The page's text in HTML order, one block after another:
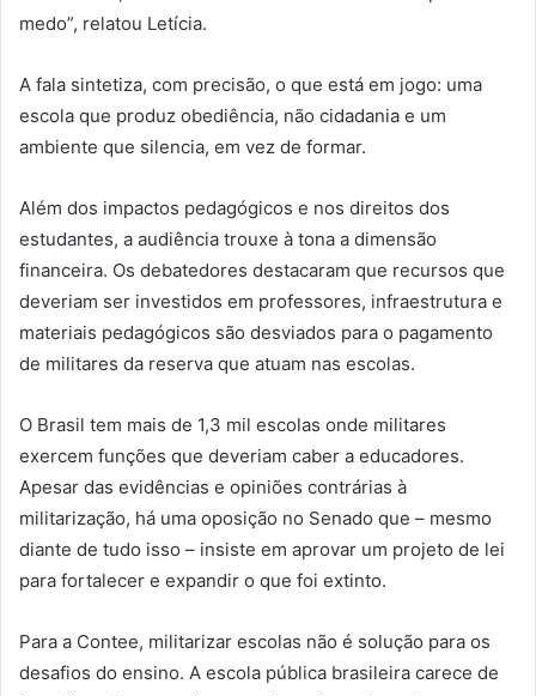
medo”, relatou Letícia.
A fala sintetiza, com precisão, o que está em jogo: uma
escola que produz obediência, não cidadania e um
ambiente que silencia, em vez de formar.
Além dos impactos pedagógicos e nos direitos dos
estudantes, a audiência trouxe à tona a dimensão
financeira. Os debatedores destacaram que recursos que
deveriam ser investidos em professores, infraestrutura e
materiais pedagógicos são desviados para o pagamento
de militares da reserva que atuam nas escolas.
O Brasil tem mais de 1,3 mil escolas onde militares
exercem funções que deveriam caber a educadores.
Apesar das evidências e opiniões contrárias à
militarização, há uma oposição no Senado que – mesmo
diante de tudo isso – insiste em aprovar um projeto de lei
para fortalecer e expandir o que foi extinto.
Para a Contee, militarizar escolas não é solução para os
desafios do ensino. A escola pública brasileira carece de